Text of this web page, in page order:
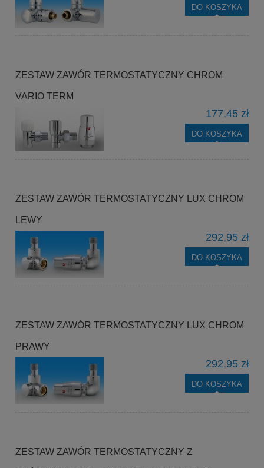
DO KOSZYKA
ZESTAW ZAWÓR TERMOSTATYCZNY CHROM
VARIO TERM
177,45 zł
DO KOSZYKA
ZESTAW ZAWÓR TERMOSTATYCZNY LUX CHROM
LEWY
292,95 zł
DO KOSZYKA
ZESTAW ZAWÓR TERMOSTATYCZNY LUX CHROM
PRAWY
292,95 zł
DO KOSZYKA
ZESTAW ZAWÓR TERMOSTATYCZNY Z